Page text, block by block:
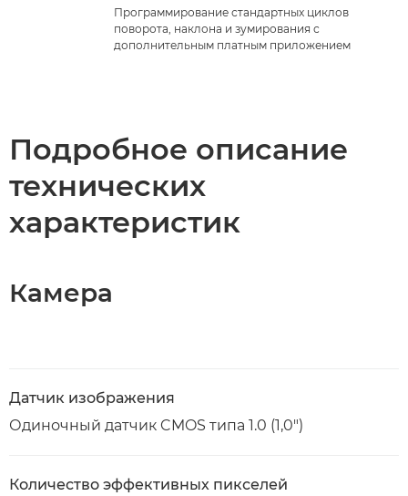
Программирование стандартных циклов
поворота, наклона и зумирования с
дополнительным платным приложением
Подробное описание
технических
характеристик
Камера
Датчик изображения
Одиночный датчик CMOS типа 1.0 (1,0")
Количество эффективных пикселей